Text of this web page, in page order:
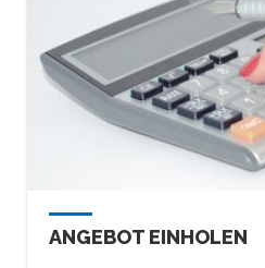
ANGEBOT EINHOLEN